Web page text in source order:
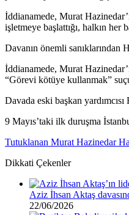
İddianamede, Murat
işletmeye başlattığı, halkın her
Davanın önemli
İddianamede, Murat
“Görevi kötüye kullanmak”
Davada eski başkan
9 Mayıs’taki ilk duruşma
Tutuklanan Murat Hazinedar
Dikkati Çekenler
Aziz İhsan Aktaş
22/06/2026